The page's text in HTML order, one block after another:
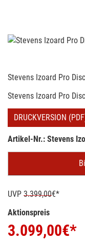
Stevens Izoard Pro
Stevens Izoard Pro Disc
DRUCKVERSION
Artikel-Nr.: Stevens
UVP 3.399,00€*
Aktionspreis
3.099,00€*